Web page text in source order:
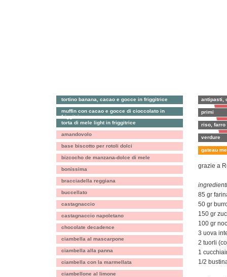
antipasti,
primi
riso, farro
verdure
tortino banana, cacao e gocce in friggitrice
muffin con cacao e gocce di cioccolato in
friggitrice
torta di mele light in friggitrice
amandovolo
base biscotto per rotoli dolci
bizcocho de manzana-dolce di mele
bonissima
bracciadella reggiana
buccellato
castagnaccio
castagnaccio napoletano
chocolate decadence
ciambella al mascarpone
ciambella alla panna
ciambella con la marmellata
ciambellone al limone
gateau
grazie a
85 gr
50 gr
150 gr
100 gr
3 uova
2 tuorli
1
1/2